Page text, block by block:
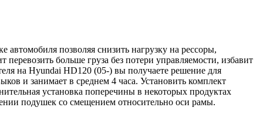
позволяя снизить нагрузку на рессоры,
больше груза без потери управляемости, избавит
на Hyundai HD120 (05-) вы получаете решение для
и занимает в среднем 4 часа. Установить комплект
установка поперечины в некоторых продуктах
подушек со смещением относительно оси рамы.